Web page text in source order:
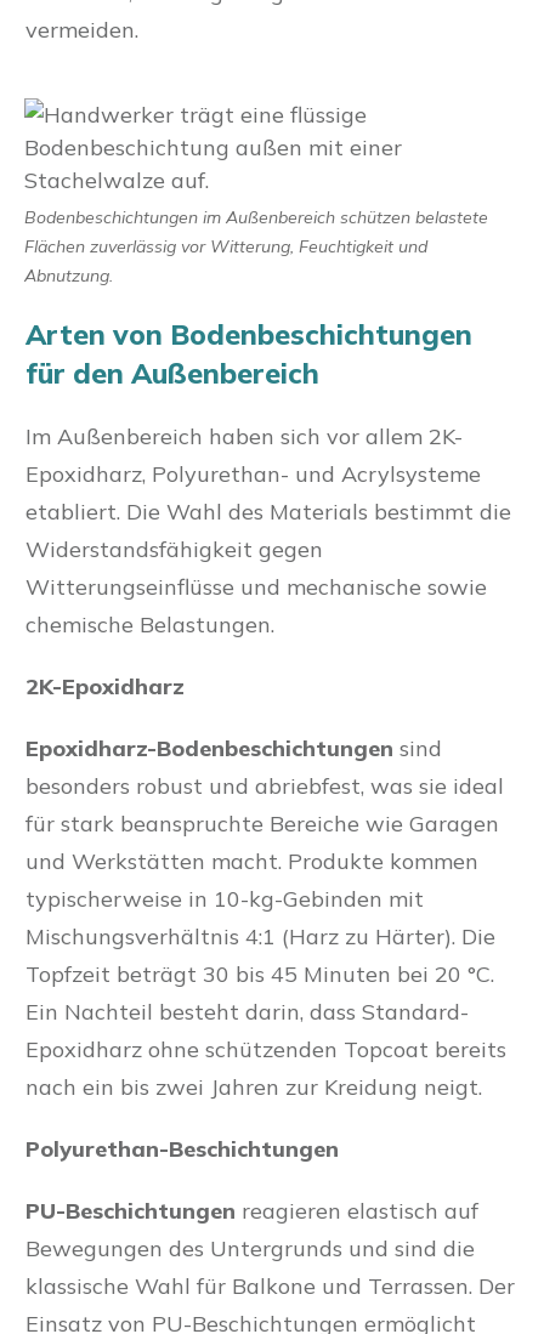
vermeiden.
Bodenbeschichtungen im Außenbereich schützen belastete
Flächen zuverlässig vor Witterung, Feuchtigkeit und
Abnutzung.
Arten von Bodenbeschichtungen
für den Außenbereich
Im Außenbereich haben sich vor allem 2K-
Epoxidharz, Polyurethan- und Acrylsysteme
etabliert. Die Wahl des Materials bestimmt die
Widerstandsfähigkeit gegen
Witterungseinflüsse und mechanische sowie
chemische Belastungen.
2K-Epoxidharz
Epoxidharz-Bodenbeschichtungen sind
besonders robust und abriebfest, was sie ideal
für stark beanspruchte Bereiche wie Garagen
und Werkstätten macht. Produkte kommen
typischerweise in 10-kg-Gebinden mit
Mischungsverhältnis 4:1 (Harz zu Härter). Die
Topfzeit beträgt 30 bis 45 Minuten bei 20 °C.
Ein Nachteil besteht darin, dass Standard-
Epoxidharz ohne schützenden Topcoat bereits
nach ein bis zwei Jahren zur Kreidung neigt.
Polyurethan-Beschichtungen
PU-Beschichtungen reagieren elastisch auf
Bewegungen des Untergrunds und sind die
klassische Wahl für Balkone und Terrassen. Der
Einsatz von PU-Beschichtungen ermöglicht